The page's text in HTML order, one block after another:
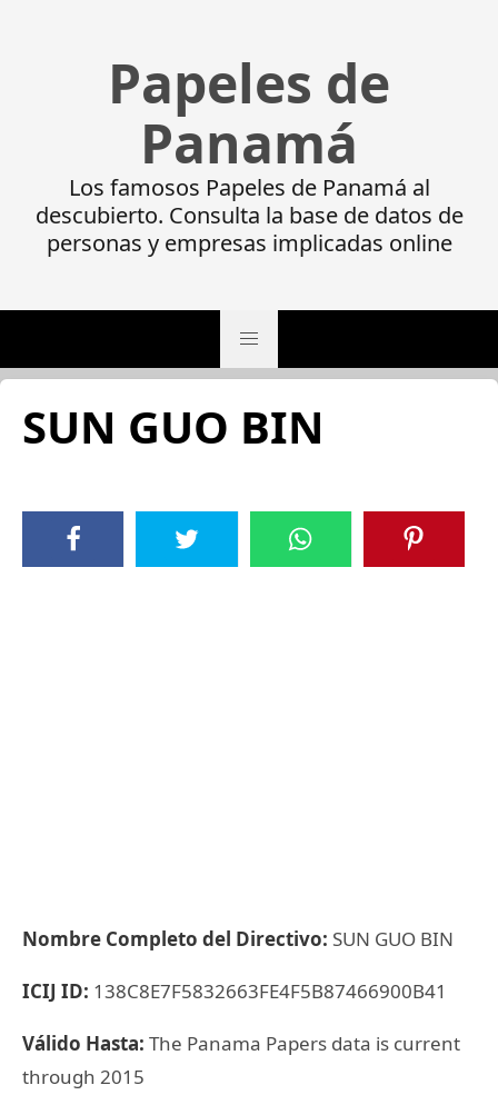
Papeles de
Panamá
Los famosos Papeles de Panamá al
descubierto. Consulta la base de datos de
personas y empresas implicadas online
SUN GUO BIN
Nombre Completo del Directivo: SUN GUO BIN
ICIJ ID: 138C8E7F5832663FE4F5B87466900B41
Válido Hasta: The Panama Papers data is current
through 2015